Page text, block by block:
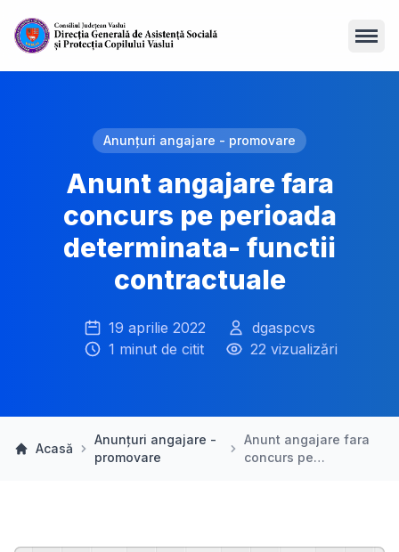
Anunțuri angajare - promovare
Anunt angajare fara
concurs pe perioada
determinata- functii
contractuale
19 aprilie 2022
dgaspcvs
1 minut de citit
22 vizualizări
Acasă
Anunțuri angajare -
promovare
Anunt angajare fara
concurs pe…